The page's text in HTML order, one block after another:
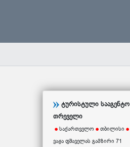
ტურისტული სააგენტო
თრეველი
საქართველო თბილისი
ვაჟა ფშაველას გამზირი 71